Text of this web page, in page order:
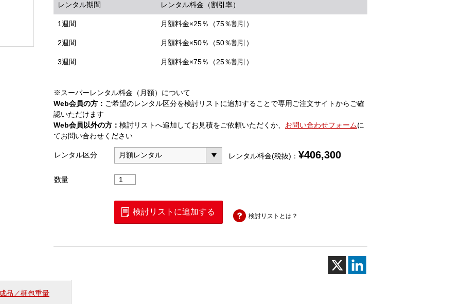
レンタル期間 レンタル料金（割引率）
1週間 月額料金×25％（75％割引）
2週間 月額料金×50％（50％割引）
3週間 月額料金×75％（25％割引）
※スーパーレンタル料金（月額）について
Web会員の方： ご希望のレンタル区分を検討リストに追加することで専用ご注文サイトからご確
認いただけます
Web会員以外の方： 検討リストへ追加してお見積をご依頼いただくか、 お問い合わせフォームに
てお問い合わせください
レンタル区分 レンタル料金(税抜)： ¥406,300
数量
シ
ナ
ア
検討リストに追加する 検討リストとは？
品／梱包重量